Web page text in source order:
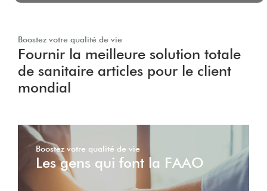
Boostez votre qualité de vie
Fournir la meilleure solution totale
de sanitaire articles pour le client
mondial
Boostez votre qualité de vie
Les gens qui font la FAAO